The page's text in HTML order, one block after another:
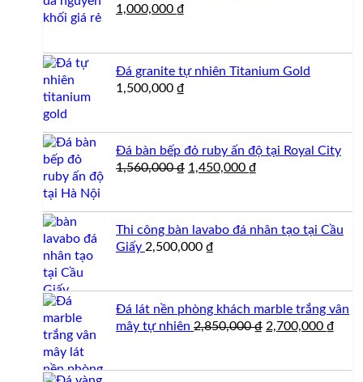
Giá
1,000,000 ₫
1,000,000 ₫.
Đá granite tự nhiên Titanium Gold
1,500,000 ₫
Đá bàn bếp đỏ ruby ấn độ tại Royal City
1,560,000₫ Giá
1,450,000 ₫
1,450,000 ₫.
Thi công bàn lavabo đá nhân tạo tại Cầu
Giấy 2,500,000 ₫
Đá lát nền phòng khách marble trắng vân
mây tự nhiên 2,850,000₫ Giá
2,700,000 ₫